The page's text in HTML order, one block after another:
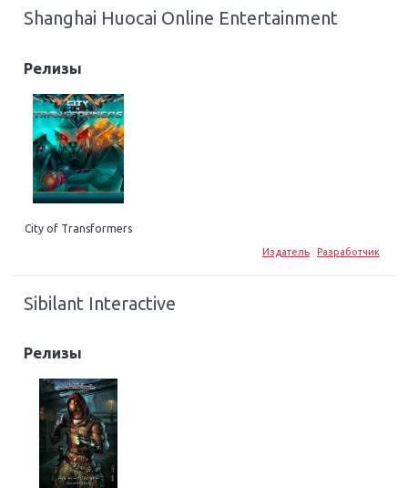
Shanghai Huocai Online Entertainment
Релизы
City of Transformers
Издатель Разработчик
Sibilant Interactive
Релизы